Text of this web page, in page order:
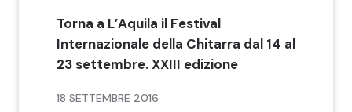
Torna a L’Aquila il Festival
Internazionale della Chitarra dal 14 al
23 settembre. XXIII edizione
18 SETTEMBRE 2016